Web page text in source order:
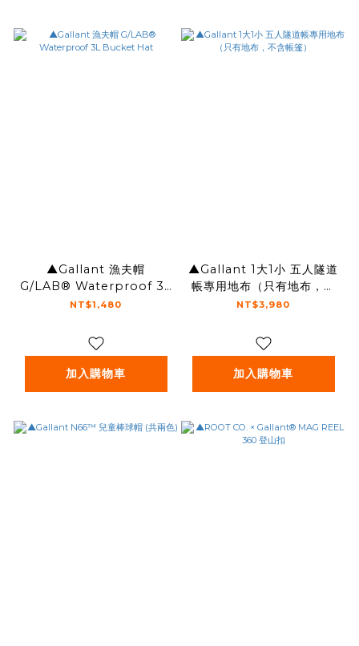
▲Gallant 漁夫帽
G/LAB® Waterproof 3L
Bucket Hat
NT$1,480
加入購物車
▲Gallant 1大1小 五人隧道
帳專用地布（只有地布，不
含帳篷）
NT$3,980
加入購物車